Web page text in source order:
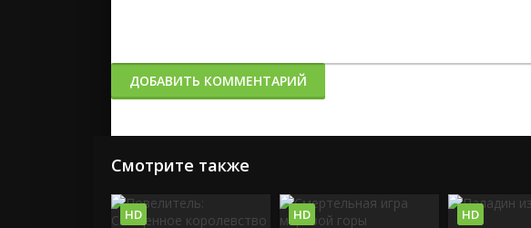
ДОБАВИТЬ КОММЕНТАРИЙ
Смотрите также
HD HD HD